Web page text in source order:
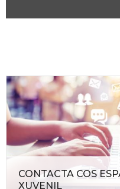
CONTACTA COS
XUVENIL